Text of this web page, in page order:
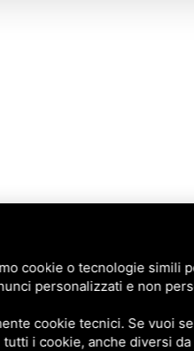
cookie o tecnologie simili
personalizzati e non
cookie tecnici. Se vuoi
i cookie, anche diversi